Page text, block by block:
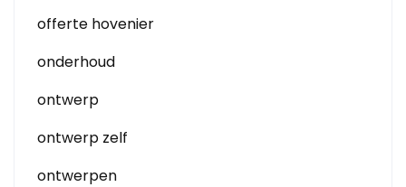
offerte hovenier
onderhoud
ontwerp
ontwerp zelf
ontwerpen